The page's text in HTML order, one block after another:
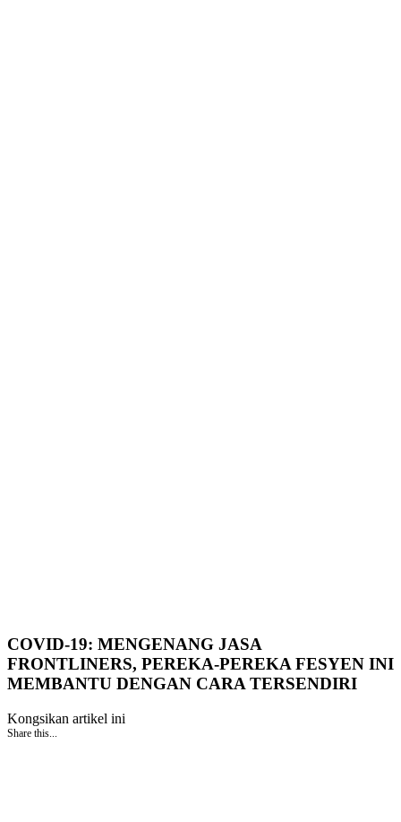
COVID-19: MENGENANG JASA
FRONTLINERS, PEREKA-PEREKA FESYEN INI
MEMBANTU DENGAN CARA TERSENDIRI
Kongsikan artikel ini
Share this...